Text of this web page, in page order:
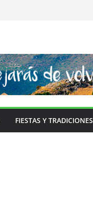
FIESTAS Y TRADICIONES